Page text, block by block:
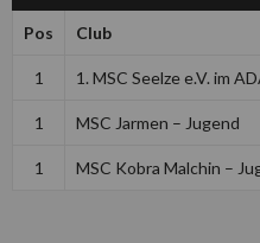
Pos Club
1 1. MSC Seelze e.V. im
1 MSC Jarmen – Jugend
1 MSC Kobra Malchin –